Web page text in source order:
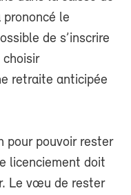
prononcé le
de s’inscrire
choisir
retraite anticipée
pour pouvoir rester
licenciement doit
Le vœu de rester